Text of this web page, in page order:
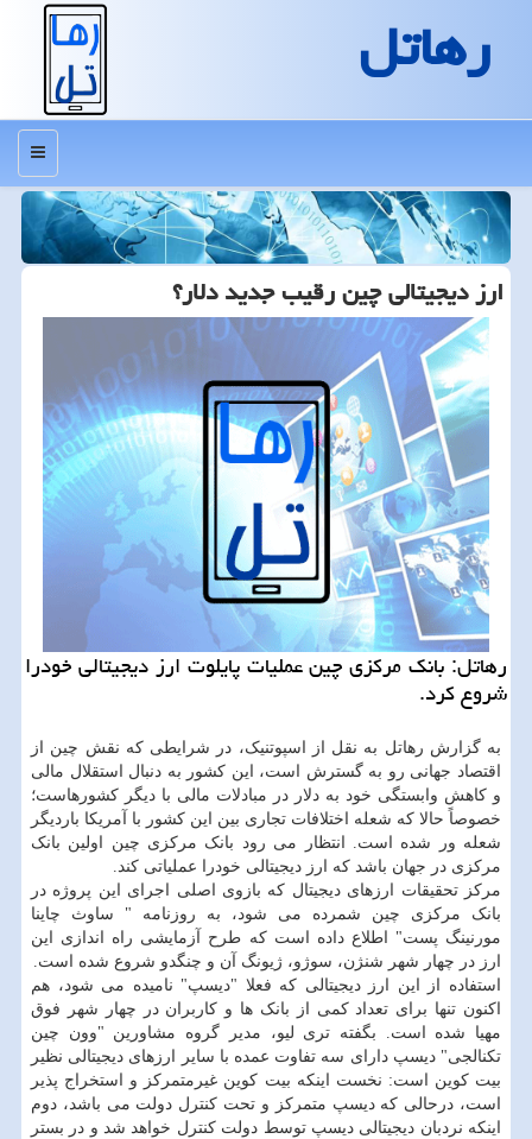
رهاتل
منو
ارز دیجیتالی چین رقیب جدید دلار؟
رهاتل: بانك مركزی چین عملیات پایلوت ارز دیجیتالی خودرا
شروع كرد.
به گزارش رهاتل به نقل از اسپوتنیک، در شرایطی که نقش چین از
اقتصاد جهانی رو به گسترش است، این کشور به دنبال استقلال مالی
و کاهش وابستگی خود به دلار در مبادلات مالی با دیگر کشورهاست؛
خصوصاً حالا که شعله اختلافات تجاری بین این کشور با آمریکا باردیگر
شعله ور شده است. انتظار می رود بانک مرکزی چین اولین بانک
مرکزی در جهان باشد که ارز دیجیتالی خودرا عملیاتی کند.
مرکز تحقیقات ارزهای دیجیتال که بازوی اصلی اجرای این پروژه در
بانک مرکزی چین شمرده می شود، به روزنامه " ساوث چاینا
مورنینگ پست" اطلاع داده است که طرح آزمایشی راه اندازی این
ارز در چهار شهر شنژن، سوژو، ژیونگ آن و چنگدو شروع شده است.
استفاده از این ارز دیجیتالی که فعلا "دیسپ" نامیده می شود، هم
اکنون تنها برای تعداد کمی از بانک ها و کاربران در چهار شهر فوق
مهیا شده است. بگفته تری لیو، مدیر گروه مشاورین "وون چین
تکنالجی" دیسپ دارای سه تفاوت عمده با سایر ارزهای دیجیتالی نظیر
بیت کوین است: نخست اینکه بیت کوین غیرمتمرکز و استخراج پذیر
است، درحالی که دیسپ متمرکز و تحت کنترل دولت می باشد، دوم
اینکه نردبان دیجیتالی دیسپ توسط دولت کنترل خواهد شد و در بستر